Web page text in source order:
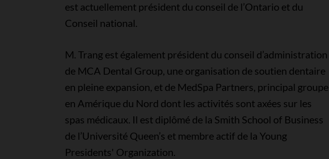
est actuellement président du conseil de l’Ontario et du
Conseil national.
M. Trang est également président du conseil d’administration
de MCA Dental Group, une organisation de soutien dentaire
en pleine expansion, et de MedSpa Partners, principal groupe
en Amérique du Nord dont les activités sont axées sur les
spas médicaux. Il est diplômé de la Smith School of Business
de l’Université Queen’s et membre actif de la Young
Presidents' Organization.